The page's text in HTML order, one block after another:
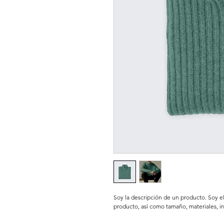
Soy la descripción de un producto. Soy
producto, así como tamaño, materiales,